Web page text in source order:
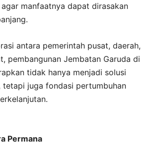
manfaatnya dapat dirasakan
antara pemerintah pusat, daerah,
pembangunan Jembatan Garuda di
tidak hanya menjadi solusi
tetapi juga fondasi pertumbuhan
Permana